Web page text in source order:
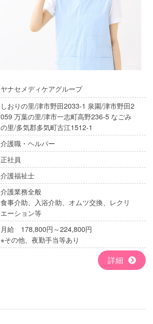
ヤナセメディケアグループ
しおりの里/津市野田2033-1 泉園/津市野田2
059 万葉の里/津市一志町高野236-5 なごみ
の里/多気郡多気町古江1512-1
介護職・ヘルパー
正社員
介護福祉士
介護業務全般
食事介助、入浴介助、オムツ交換、レクリ
エーション等
月給 178,800円～224,800円
※その他、夜勤手当等あり
詳細